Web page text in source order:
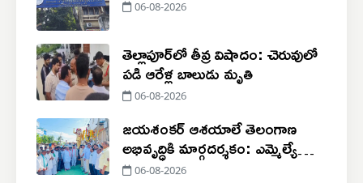
06-08-2026
తెల్లాపూర్‌లో తీవ్ర విషాదం: చెరువులో
పడి ఆరేళ్ల బాలుడు మృతి
06-08-2026
జయశంకర్ ఆశయాలే తెలంగాణ
అభివృద్ధికి మార్గదర్శకం: ఎమ్మెల్యే
పోచారం
06-08-2026